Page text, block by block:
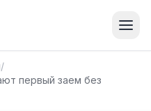
/
первый заем без